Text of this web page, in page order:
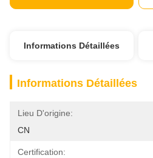
Informations Détaillées
Informations Détaillées
Lieu D'origine:
CN
Certification: